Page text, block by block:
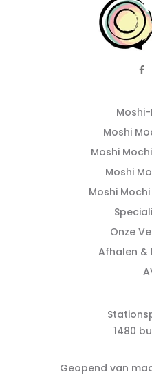
Moshi
Moshi
Moshi
Moshi
Onze
Afhalen &
1480
Geopend van